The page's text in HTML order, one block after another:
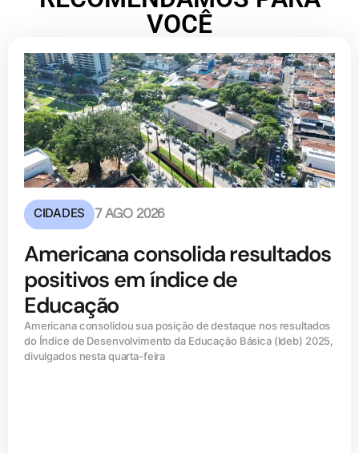
VOCÊ
CIDADES 7 AGO 2026
Americana consolida resultados
positivos em índice de
Educação
Americana consolidou sua posição de destaque nos resultados
do Índice de Desenvolvimento da Educação Básica (ldeb) 2025,
divulgados nesta quarta-feira